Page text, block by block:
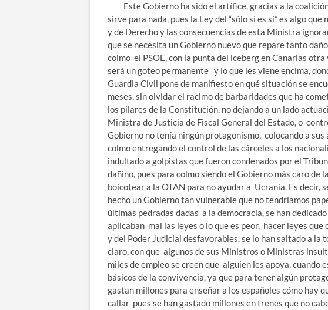
Este Gobierno ha sido el artífice, gracias a la
sirve para nada, pues la Ley del “sólo sí es sí” es algo
y de Derecho y las consecuencias de esta Ministra
que se necesita un Gobierno nuevo que repare tanto
colmo el PSOE, con la punta del iceberg en Canarias
será un goteo permanente y lo que les viene encima,
Guardia Civil pone de manifiesto en qué situación se
meses, sin olvidar el racimo de barbaridades que ha
los pilares de la Constitución, no dejando a un lado
Ministra de Justicia de Fiscal General del Estado, o
Gobierno no tenía ningún protagonismo, colocando a
colmo entregando el control de las cárceles a los
indultado a golpistas que fueron condenados por el
dañino, pues para colmo siendo el Gobierno más caro de
boicotear a la OTAN para no ayudar a Ucrania. Es
hecho un Gobierno tan vulnerable que no tendríamos
últimas pedradas dadas a la democracia, se han
aplicaban mal las leyes o lo que es peor, hacer leyes
y del Poder Judicial desfavorables, se lo han saltado a la
claro, con que algunos de sus Ministros o Ministras
miles de empleo se creen que alguien les apoya,
básicos de la convivencia, ya que para tener algún
gastan millones para enseñar a los españoles cómo hay
callar pues se han gastado millones en trenes que no